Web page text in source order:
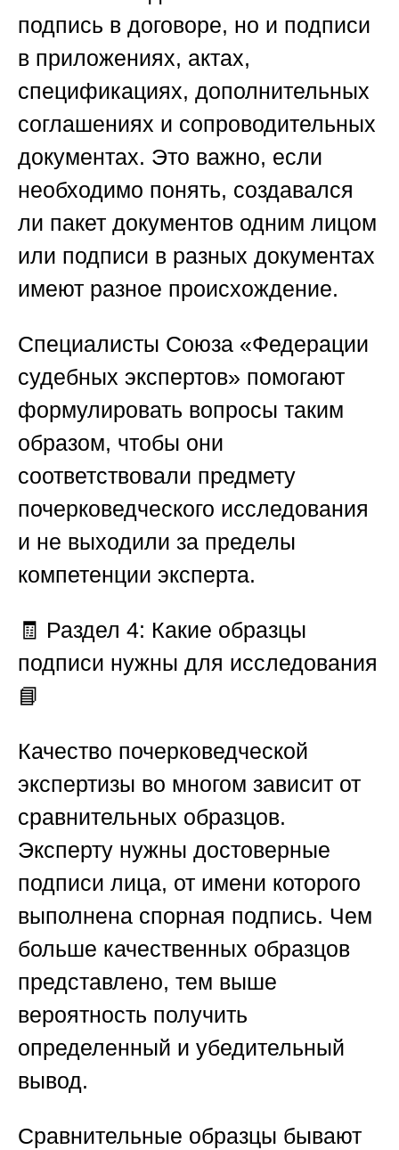
подпись в договоре, но и подписи
в приложениях, актах,
спецификациях, дополнительных
соглашениях и сопроводительных
документах. Это важно, если
необходимо понять, создавался
ли пакет документов одним лицом
или подписи в разных документах
имеют разное происхождение.
Специалисты Союза «Федерации
судебных экспертов» помогают
формулировать вопросы таким
образом, чтобы они
соответствовали предмету
почерковедческого исследования
и не выходили за пределы
компетенции эксперта.
🧾 Раздел 4: Какие образцы
подписи нужны для исследования
📘
Качество почерковедческой
экспертизы во многом зависит от
сравнительных образцов.
Эксперту нужны достоверные
подписи лица, от имени которого
выполнена спорная подпись. Чем
больше качественных образцов
представлено, тем выше
вероятность получить
определенный и убедительный
вывод.
Сравнительные образцы бывают